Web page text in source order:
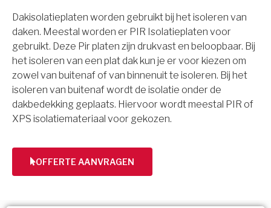
Dakisolatieplaten worden gebruikt bij het isoleren van
daken. Meestal worden er PIR Isolatieplaten voor
gebruikt. Deze Pir platen zijn drukvast en beloopbaar. Bij
het isoleren van een plat dak kun je er voor kiezen om
zowel van buitenaf of van binnenuit te isoleren. Bij het
isoleren van buitenaf wordt de isolatie onder de
dakbedekking geplaats. Hiervoor wordt meestal PIR of
XPS isolatiemateriaal voor gekozen.
OFFERTE AANVRAGEN